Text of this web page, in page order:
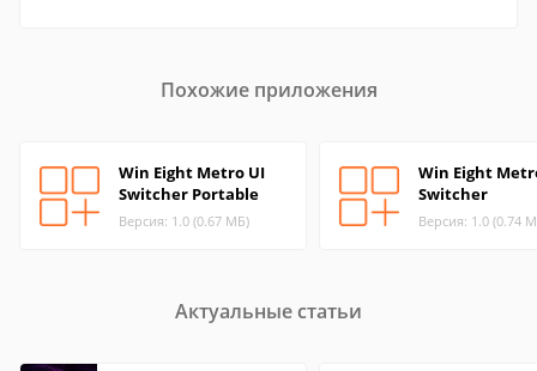
Похожие приложения
Win Eight Metro UI
Switcher Portable
Версия: 1.0 (0.67 МБ)
Win Eight
Switcher
Версия: 1.0 (0.74
Актуальные статьи